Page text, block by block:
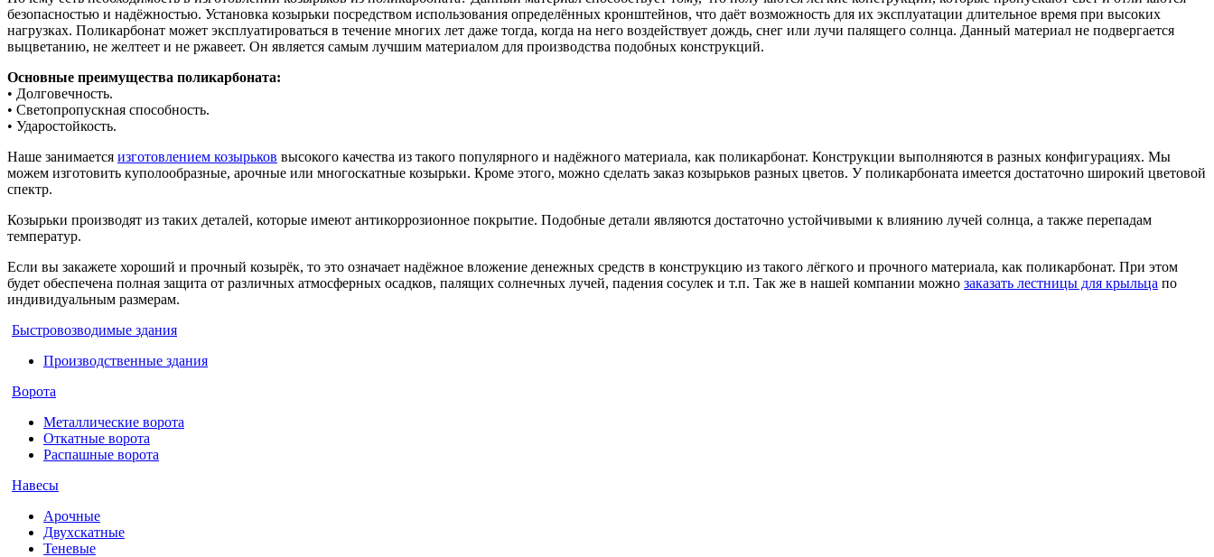
безопасностью и надёжностью. Установка козырьки посредством использования определённых кронштейнов, что даёт возможность для их эксплуатации длительное время при высоких
нагрузках. Поликарбонат может эксплуатироваться в течение многих лет даже тогда, когда на него воздействует дождь, снег или лучи палящего солнца. Данный материал не подвергается
выцветанию, не желтеет и не ржавеет. Он является самым лучшим материалом для производства подобных конструкций.
Основные преимущества поликарбоната:
• Долговечность.
• Светопропускная способность.
• Ударостойкость.
Наше занимается изготовлением козырьков высокого качества из такого популярного и надёжного материала, как поликарбонат. Конструкции выполняются в разных конфигурациях. Мы
можем изготовить куполообразные, арочные или многоскатные козырьки. Кроме этого, можно сделать заказ козырьков разных цветов. У поликарбоната имеется достаточно широкий цветовой
спектр.
Козырьки производят из таких деталей, которые имеют антикоррозионное покрытие. Подобные детали являются достаточно устойчивыми к влиянию лучей солнца, а также перепадам
температур.
Если вы закажете хороший и прочный козырёк, то это означает надёжное вложение денежных средств в конструкцию из такого лёгкого и прочного материала, как поликарбонат. При этом
будет обеспечена полная защита от различных атмосферных осадков, палящих солнечных лучей, падения сосулек и т.п. Так же в нашей компании можно заказать лестницы для крыльца по
индивидуальным размерам.
Быстровозводимые здания
Производственные здания
Ворота
Металлические ворота
Откатные ворота
Распашные ворота
Навесы
Арочные
Двухскатные
Теневые